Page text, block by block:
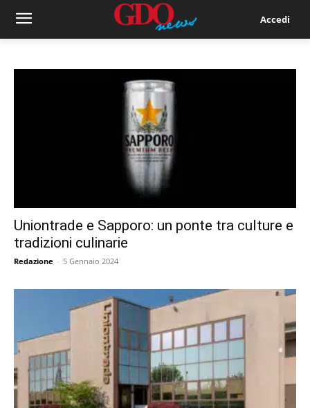
Accedi
Uniontrade e Sapporo: un ponte tra culture e
tradizioni culinarie
Redazione - 5 Gennaio 2024